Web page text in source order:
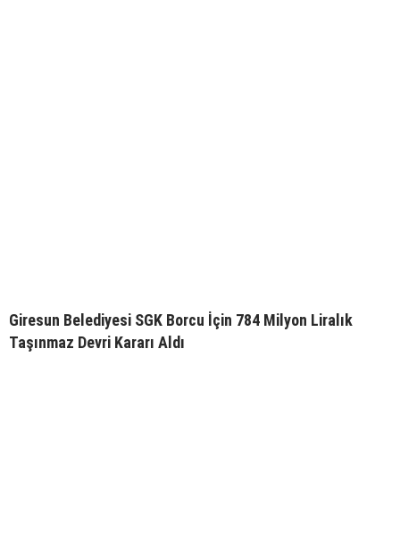
Giresun Belediyesi SGK Borcu İçin 784 Milyon Liralık
Taşınmaz Devri Kararı Aldı